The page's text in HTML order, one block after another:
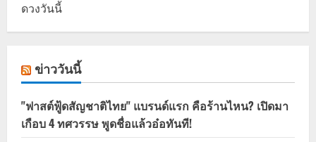
ดวงวันนี้
ข่าววันนี้
"ฟาสต์ฟู้ดสัญชาติไทย" แบรนด์แรก คือร้านไหน? เปิดมา
เกือบ 4 ทศวรรษ พูดชื่อแล้วอ๋อทันที!